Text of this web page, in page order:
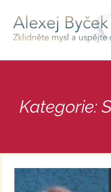
Kategorie: